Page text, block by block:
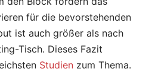
für die bevorstehenden
ist auch größer als nach
Tisch. Dieses Fazit
Studien zum Thema.